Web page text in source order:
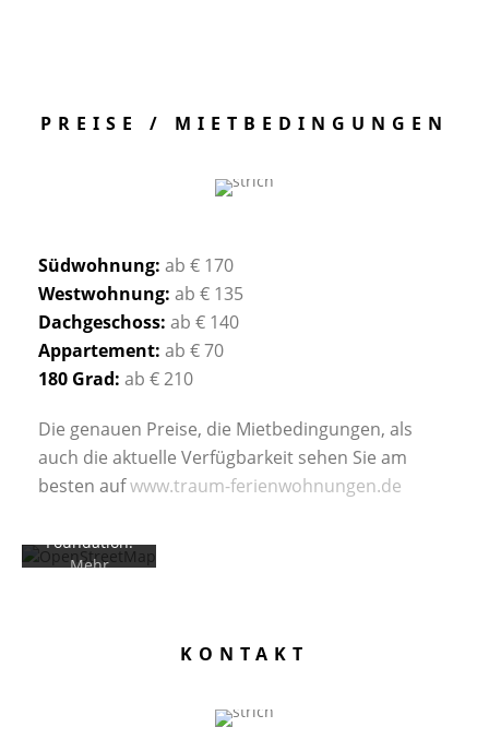
PREISE / MIETBEDINGUNGEN
Südwohnung: ab € 170
Westwohnung: ab € 135
Dachgeschoss: ab € 140
Appartement: ab € 70
180 Grad: ab € 210
Die genauen Preise, die Mietbedingungen, als
auch die aktuelle Verfügbarkeit sehen Sie am
besten aufwww.traum-ferienwohnungen.de
Mit dem
Laden der
Karte
Sie die
Datenschutze
rklärung von
OpenStreetM
Foundation.
Mehr
KONTAKT